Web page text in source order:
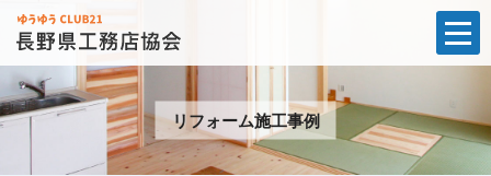
t
o
g
e
n
リフォーム施工事例